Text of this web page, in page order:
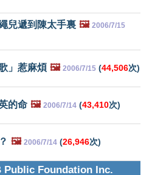
兒遞到陳太手裏 🖼️ 2006/7/15
」惹麻煩 🖼️ 2006/7/15 (44,506次)
的命 🖼️ 2006/7/14 (43,410次)
🖼️ 2006/7/14 (26,946次)
Foundation Inc.